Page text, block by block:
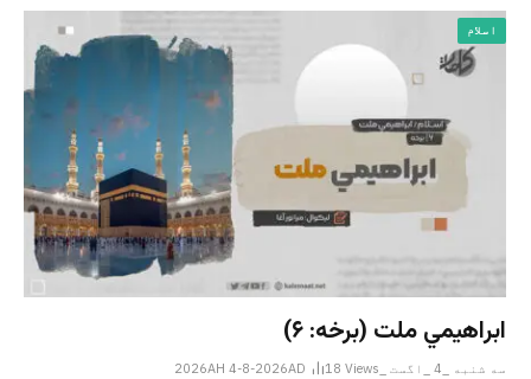
اسلام
ابراهيمي ملت (برخه: ۶)
سه شنبه _4 _اگست _2026AH 4-8-2026AD 18 Views